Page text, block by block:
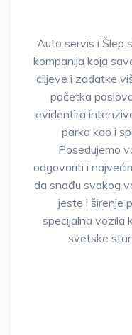
Auto servis i Šlep
kompanija koja
ciljeve i zadatke
početka
evidentira
parka kao i
Posedujemo
odgovoriti i
da snađu svakog
jeste i širenje
specijalna vozila
svetske